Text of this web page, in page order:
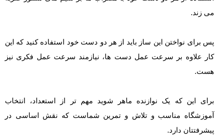
می زند.
پس برای نواختن این ساز باید از هر دو دست خود استفاده کنید که این
کار علاوه بر سرعت عمل دست ها، نیازمند سرعت عمل فکری نیز
هست.
برای این که یک نوازنده ماهر شوید مهم تر از استعداد، انتخاب
آموزشگاه مناسب و تلاش و تمرین شماست که نقش اساسی در
پیشرفتتان دارد.